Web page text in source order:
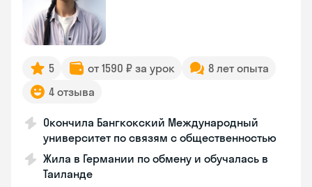
5 от 1590 ₽ за урок
8 лет опыта
4 отзыва
Окончила Бангкокский Международный
университет по связям с общественностью
Жила в Германии по обмену и обучалась в
Таиланде